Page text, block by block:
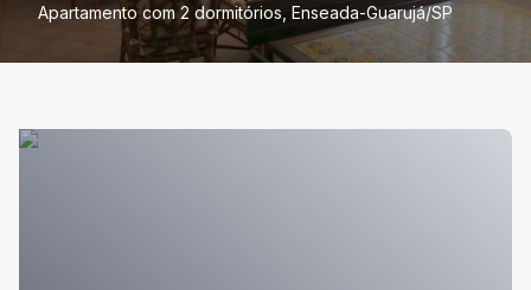
Apartamento com 2 dormitórios, Enseada-Guarujá/SP